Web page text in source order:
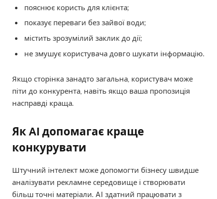
пояснює користь для клієнта;
показує переваги без зайвої води;
містить зрозумілий заклик до дії;
не змушує користувача довго шукати інформацію.
Якщо сторінка занадто загальна, користувач може
піти до конкурента, навіть якщо ваша пропозиція
насправді краща.
Як AI допомагає краще
конкурувати
Штучний інтелект може допомогти бізнесу швидше
аналізувати рекламне середовище і створювати
більш точні матеріали. AI здатний працювати з